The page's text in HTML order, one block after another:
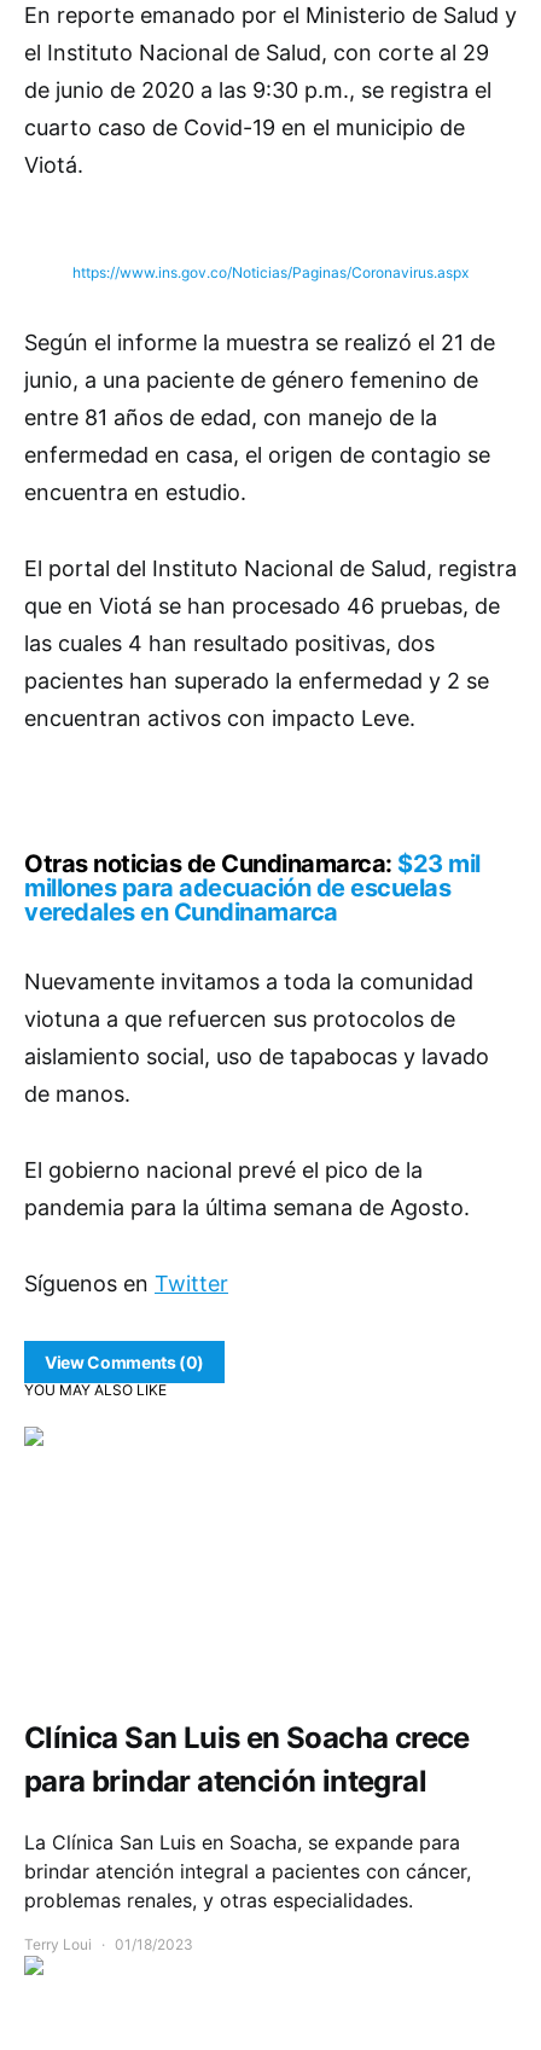
En reporte emanado por el Ministerio de Salud y
el Instituto Nacional de Salud, con corte al 29
de junio de 2020 a las 9:30 p.m., se registra el
cuarto caso de Covid-19 en el municipio de
Viotá.
https://www.ins.gov.co/Noticias/Paginas/Coronavirus.aspx
Según el informe la muestra se realizó el 21 de
junio, a una paciente de género femenino de
entre 81 años de edad, con manejo de la
enfermedad en casa, el origen de contagio se
encuentra en estudio.
El portal del Instituto Nacional de Salud, registra
que en Viotá se han procesado 46 pruebas, de
las cuales 4 han resultado positivas, dos
pacientes han superado la enfermedad y 2 se
encuentran activos con impacto Leve.
Otras noticias de Cundinamarca: $23 mil
millones para adecuación de escuelas
veredales en Cundinamarca
Nuevamente invitamos a toda la comunidad
viotuna a que refuercen sus protocolos de
aislamiento social, uso de tapabocas y lavado
de manos.
El gobierno nacional prevé el pico de la
pandemia para la última semana de Agosto.
Síguenos en Twitter
View Comments (0)
YOU MAY ALSO LIKE
Clínica San Luis en Soacha crece
para brindar atención integral
La Clínica San Luis en Soacha, se expande para
brindar atención integral a pacientes con cáncer,
problemas renales, y otras especialidades.
Terry Loui 01/18/2023